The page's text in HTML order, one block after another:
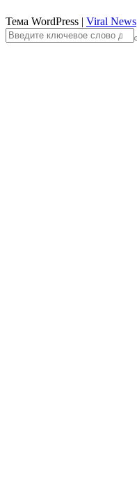
Тема WordPress | Viral News